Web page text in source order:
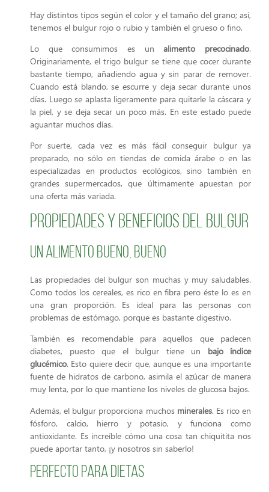
Hay distintos tipos según el color y el tamaño del grano; así,
tenemos el bulgur rojo o rubio y también el grueso o fino.
Lo que consumimos es unalimento precocinado.
Originariamente, el trigo bulgur se tiene que cocer durante
bastante tiempo, añadiendo agua y sin parar de remover.
Cuando está blando, se escurre y deja secar durante unos
días. Luego se aplasta ligeramente para quitarle la cáscara y
la piel, y se deja secar un poco más. En este estado puede
aguantar muchos días.
Por suerte, cada vez es más fácil conseguir bulgur ya
preparado, no sólo en tiendas de comida árabe o en las
especializadas en productos ecológicos, sino también en
grandes supermercados, que últimamente apuestan por
una oferta más variada.
Propiedades y beneficios del bulgur
Un alimento bueno, bueno
Las propiedades del bulgur son muchas y muy saludables.
Como todos los cereales, es rico en fibra pero éste lo es en
una gran proporción. Es ideal para las personas con
problemas de estómago, porque es bastante digestivo.
También es recomendable para aquellos que padecen
diabetes, puesto que el bulgur tiene un bajo índice
glucémico. Esto quiere decir que, aunque es una importante
fuente de hidratos de carbono, asimila el azúcar de manera
muy lenta, por lo que mantiene los niveles de glucosa bajos.
Además, el bulgur proporciona muchos minerales. Es rico en
fósforo, calcio, hierro y potasio, y funciona como
antioxidante. Es increíble cómo una cosa tan chiquitita nos
puede aportar tanto, ¡y nosotros sin saberlo!
Perfecto para dietas